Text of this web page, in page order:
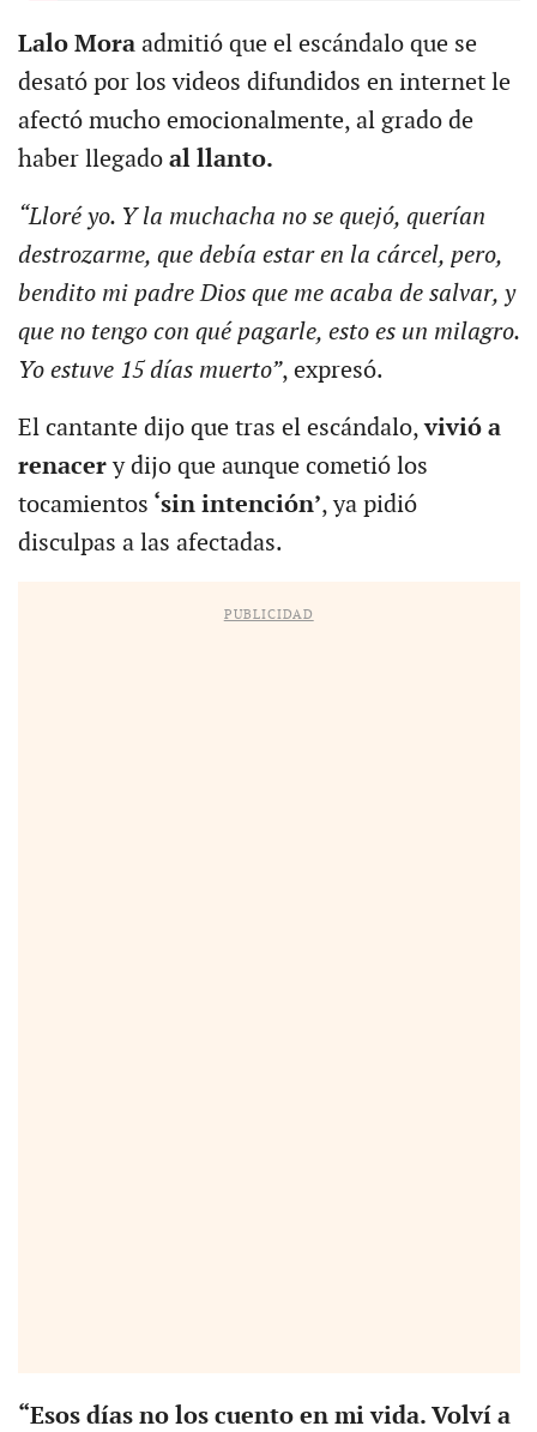
Lalo Moraadmitió que el escándalo que se
desató por los videos difundidos en internet le
afectó mucho emocionalmente, al grado de
haber llegado al llanto.
“Lloré yo. Y la muchacha no se quejó, querían
destrozarme, que debía estar en la cárcel, pero,
bendito mi padre Dios que me acaba de salvar, y
que no tengo con qué pagarle, esto es un milagro.
Yo estuve 15 días muerto”, expresó.
El cantante dijo que tras el escándalo,vivió a
renacery dijo que aunque cometió los
tocamientos ‘sin intención’, ya pidió
disculpas a las afectadas.
PUBLICIDAD
“Esos días no los cuento en mi vida. Volví a